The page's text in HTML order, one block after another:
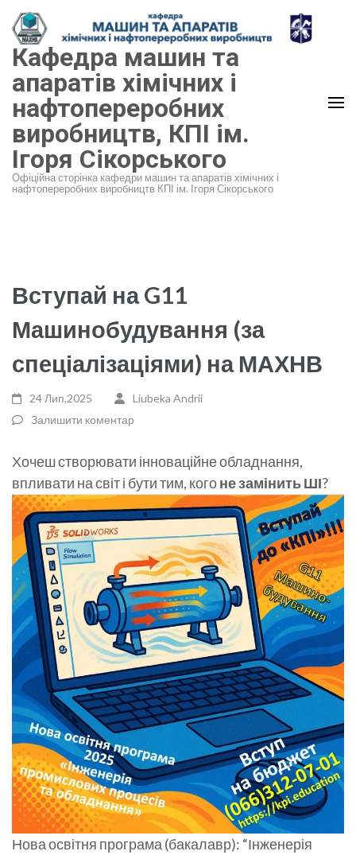
Перейти
до
вмісту
(натисніть
Enter)
Кафедра машин та
апаратів хімічних і
нафтопереробних
виробництв, КПІ ім.
Ігоря Сікорського
Офіційна сторінка кафедри машин та апаратів хімічних і
нафтопереробних виробництв КПІ ім. Ігоря Сікорського
Вступай на G11
Машинобудування (за
спеціалізаціями) на МАХНВ
24 Лип,2025
Liubeka Andrii
Залишити коментар
Хочеш створювати інноваційне обладнання,
впливати на світ і бути тим, когоне замінить ШІ?
Нова освітня програма (бакалавр): “Інженерія